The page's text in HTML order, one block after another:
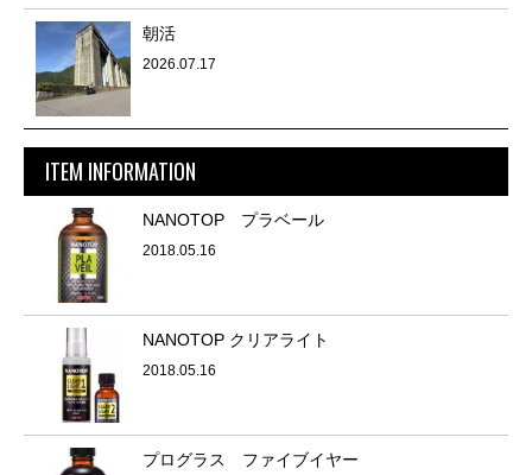
朝活
2026.07.17
ITEM INFORMATION
NANOTOP プラベール
2018.05.16
NANOTOP クリアライト
2018.05.16
プログラス ファイブイヤー